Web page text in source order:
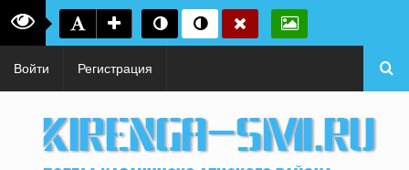
Войти Регистрация